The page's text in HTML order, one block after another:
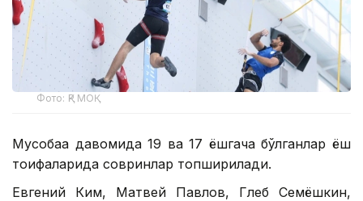
Фото: ҚР МОҚ
Мусобақа давомида 19 ва 17 ёшгача бўлганлар ёш
тоифаларида совринлар топширилади.
Евгений Ким, Матвей Павлов, Глеб Семёшкин,